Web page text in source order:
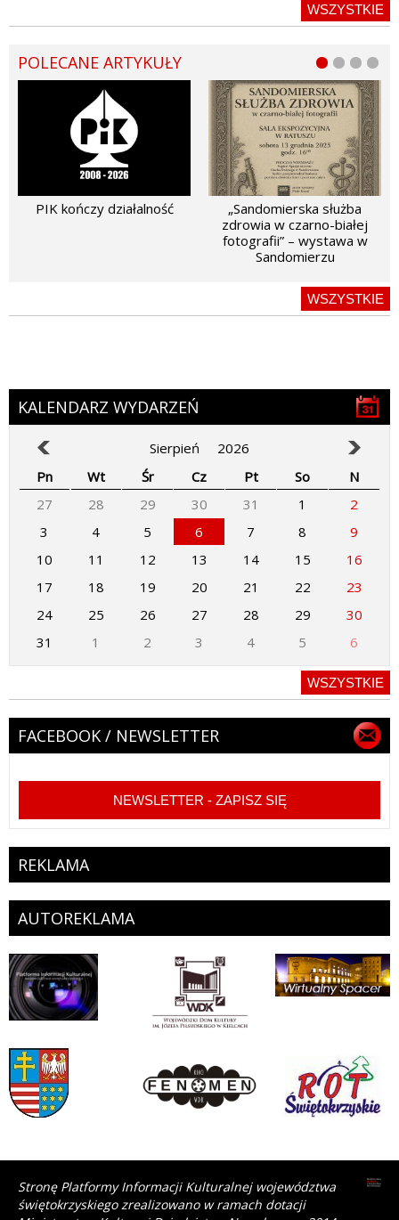
WSZYSTKIE
POLECANE ARTYKUŁY
PIK kończy działalność
„Sandomierska służba
zdrowia w czarno-białej
fotografii” – wystawa w
Sandomierzu
WSZYSTKIE
KALENDARZ WYDARZEŃ
Sierpień
2026
Pn
Wt Śr Cz Pt So
N
27
28 29 30 31 1
2
3
4 5 6 7 8
9
10
11 12 13 14 15
16
17
18 19 20 21 22
23
24
25 26 27 28 29
30
31
1 2 3 4 5 6
WSZYSTKIE
FACEBOOK / NEWSLETTER
NEWSLETTER - ZAPISZ SIĘ
REKLAMA
AUTOREKLAMA
Stronę Platformy Informacji Kulturalnej województwa
świętokrzyskiego zrealizowano w ramach dotacji